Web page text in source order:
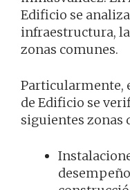
Edificio se
infraestructura,
zonas comunes.
Particularmente,
de Edificio se
siguientes zonas